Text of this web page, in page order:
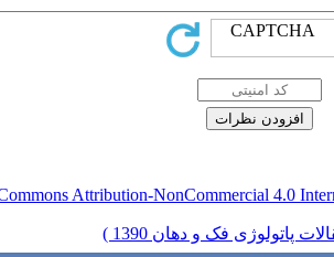
Creative Commonsقابل بازنشر است.
برگشت به